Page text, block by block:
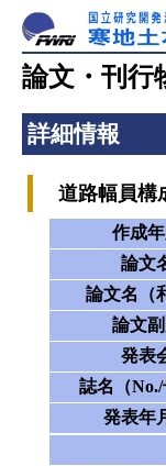
論文・刊行
詳細情報
道路幅員構
作成
論文
論文名（
論文
発表
誌名（No./
発表年